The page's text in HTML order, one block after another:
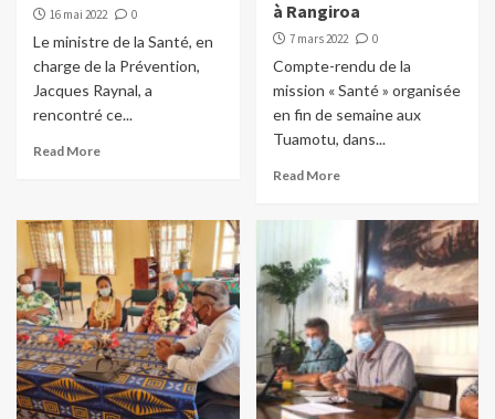
16 mai 2022 0
Le ministre de la Santé, en
charge de la Prévention,
Jacques Raynal, a
rencontré ce...
Read More
à Rangiroa
7 mars 2022 0
Compte-rendu de la
mission « Santé » organisée
en fin de semaine aux
Tuamotu, dans...
Read More